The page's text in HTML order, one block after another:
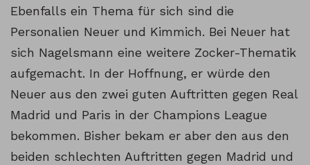
Ebenfalls ein Thema für sich sind die
Personalien Neuer und Kimmich. Bei Neuer hat
sich Nagelsmann eine weitere Zocker-Thematik
aufgemacht. In der Hoffnung, er würde den
Neuer aus den zwei guten Auftritten gegen Real
Madrid und Paris in der Champions League
bekommen. Bisher bekam er aber den aus den
beiden schlechten Auftritten gegen Madrid und